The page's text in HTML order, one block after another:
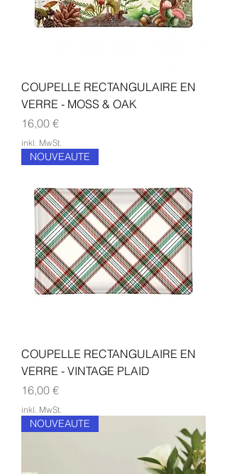
COUPELLE RECTANGULAIRE EN
VERRE - MOSS & OAK
Preis
16,00 €
inkl. MwSt.
NOUVEAUTE
COUPELLE RECTANGULAIRE EN
VERRE - VINTAGE PLAID
Preis
16,00 €
inkl. MwSt.
NOUVEAUTE